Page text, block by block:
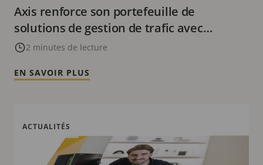
Axis renforce son portefeuille de
solutions de gestion de trafic avec
l'acquisition de FF Group
2 minutes de lecture
EN SAVOIR PLUS
ACTUALITÉS